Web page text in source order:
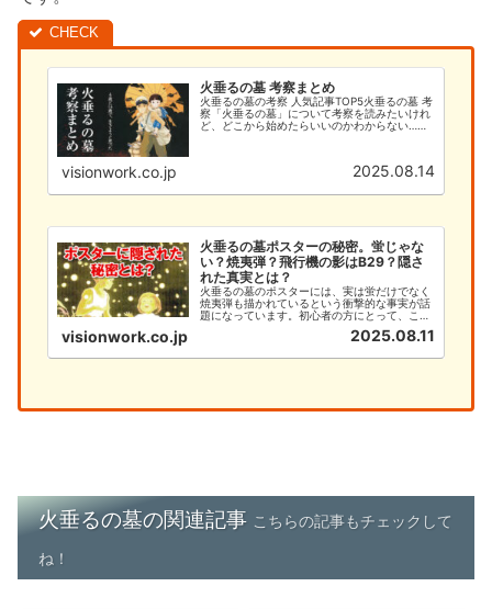
火垂るの墓 考察まとめ
火垂るの墓の考察 人気記事TOP5火垂るの墓 考
察「火垂るの墓」について考察を読みたいけれ
ど、どこから始めたらいいのかわからない…そ
visionwork.co.jp 2025.08.14
火垂るの墓ポスターの秘密。蛍じゃな
い？焼夷弾？飛行機の影はB29？隠さ
れた真実とは？
火垂るの墓のポスターには、実は蛍だけでなく
焼夷弾も描かれているという衝撃的な事実が話
題になっています。初心者の方にとって、この
深い意味を理解することは、作品への理解を大
きく深める重要なポイントです。本記事では、
と、初心者が知るべき基本情報...
visionwork.co.jp 2025.08.11
火垂るの墓の関連記事 こちらの記事もチェックして
ね！